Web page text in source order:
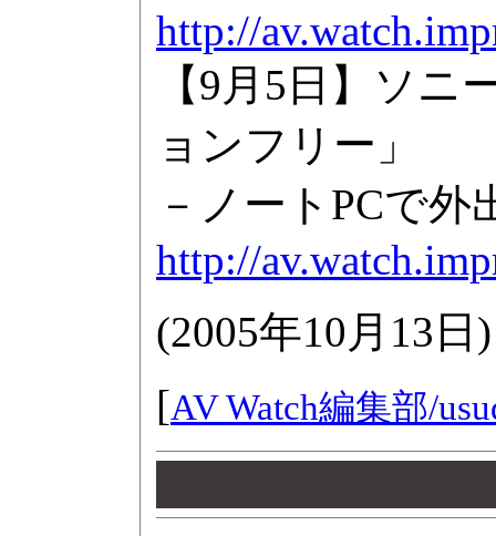
http://
【9月5日】ソ
ョンフリー」
－ノートPCで
http://
(2005年10月13日 )
[AV Watch編集部/